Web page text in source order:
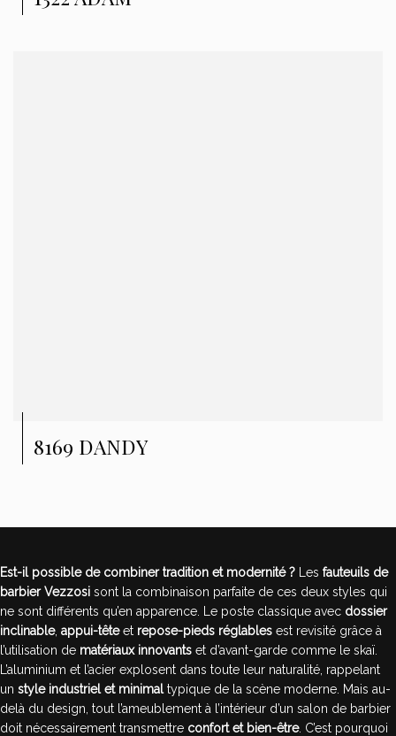
8169 DANDY
Est-il possible de combiner tradition et modernité ? Les fauteuils de
barbier Vezzosi sont la combinaison parfaite de ces deux styles qui
ne sont différents qu’en apparence. Le poste classique avec dossier
inclinable, appui-têteet repose-pieds réglables est revisité grâce à
l’utilisation de matériaux innovants et d’avant-garde comme le skaï.
L’aluminium et l’acier explosent dans toute leur naturalité, rappelant
un style industriel et minimaltypique de la scène moderne. Mais au-
delà du design, tout l’ameublement à l’intérieur d’un salon de barbier
doit nécessairement transmettre confort et bien-être. C’est pourquoi